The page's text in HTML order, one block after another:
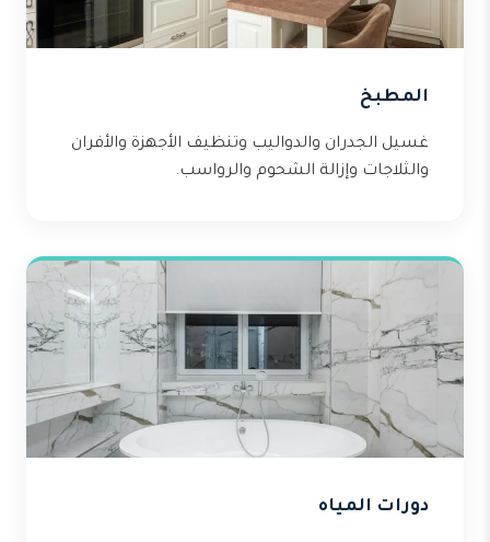
المطبخ
غسيل الجدران والدواليب وتنظيف الأجهزة والأفران
والثلاجات وإزالة الشحوم والرواسب.
دورات المياه